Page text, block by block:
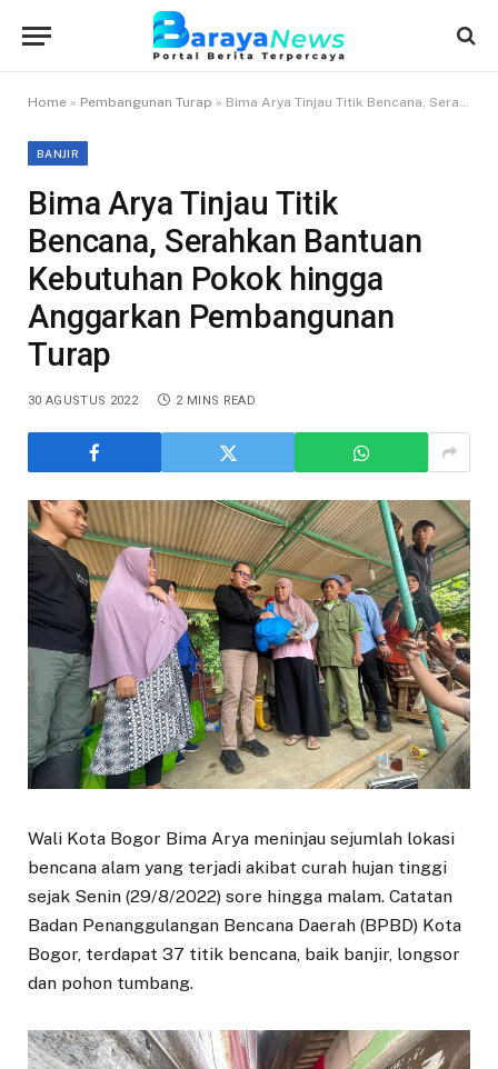
Home » Pembangunan Turap » Bima Arya Tinjau Titik Bencana, Serahkan Bantuan Kebutuhan Pokok hingga Anggarkan Pembangunan Turap
BANJIR
Bima Arya Tinjau Titik
Bencana, Serahkan Bantuan
Kebutuhan Pokok hingga
Anggarkan Pembangunan
Turap
30 AGUSTUS 2022 2 MINS READ
Wali Kota Bogor Bima Arya meninjau sejumlah lokasi
bencana alam yang terjadi akibat curah hujan tinggi
sejak Senin (29/8/2022) sore hingga malam. Catatan
Badan Penanggulangan Bencana Daerah (BPBD) Kota
Bogor, terdapat 37 titik bencana, baik banjir, longsor
dan pohon tumbang.